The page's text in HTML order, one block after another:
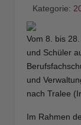
Kategorie:
Vom 8. bis
und Schüler
und
nach Tralee
Im Rahmen